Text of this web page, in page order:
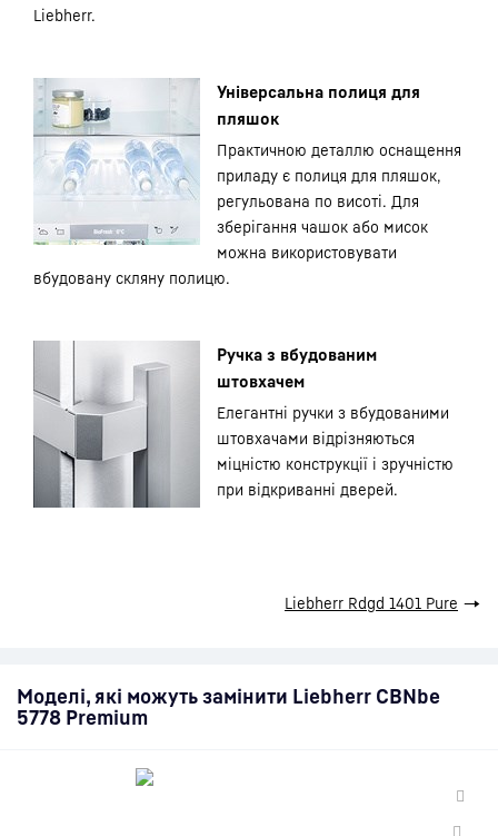
Liebherr.
Універсальна полиця для
пляшок
Практичною деталлю оснащення
приладу є полиця для пляшок,
регульована по висоті. Для
зберігання чашок або мисок
можна використовувати
вбудовану скляну полицю.
Ручка з вбудованим
штовхачем
Елегантні ручки з вбудованими
штовхачами відрізняються
міцністю конструкції і зручністю
при відкриванні дверей.
Liebherr Rdgd 1401 Pure →
Моделі, які можуть замінити Liebherr CBNbe
5778 Premium